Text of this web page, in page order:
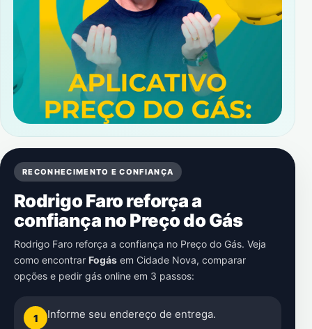
RECONHECIMENTO E CONFIANÇA
Rodrigo Faro reforça a
confiança no Preço do Gás
Rodrigo Faro reforça a confiança no Preço do Gás. Veja
como encontrar Fogás em Cidade Nova, comparar
opções e pedir gás online em 3 passos:
1 Informe seu endereço de entrega.